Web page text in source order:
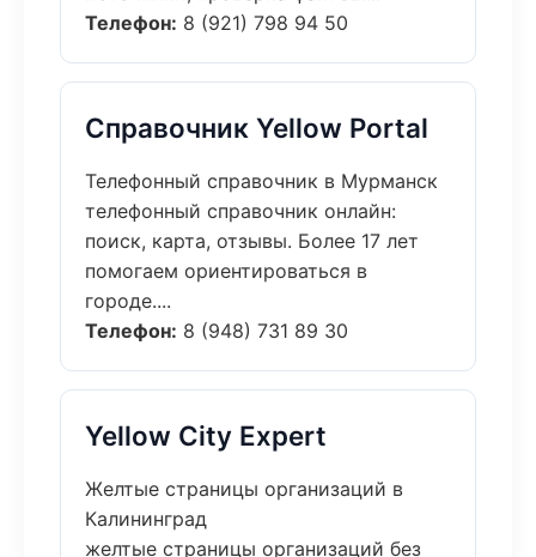
Телефон: 8 (921) 798 94 50
Справочник Yellow Portal
Телефонный справочник в Мурманск
телефонный справочник онлайн:
поиск, карта, отзывы. Более 17 лет
помогаем ориентироваться в
городе....
Телефон: 8 (948) 731 89 30
Yellow City Expert
Желтые страницы организаций в
Калининград
желтые страницы организаций без